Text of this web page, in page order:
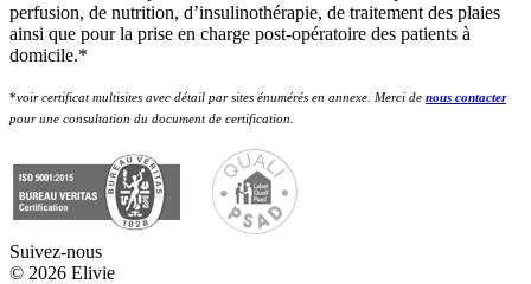
perfusion, de nutrition, d’insulinothérapie, de traitement des plaies
ainsi que pour la prise en charge post-opératoire des patients à
domicile.*
*voir certificat multisites avec détail par sites énumérés en annexe. Merci de nous contacter
pour une consultation du document de certification.
Suivez-nous
© 2026 Elivie